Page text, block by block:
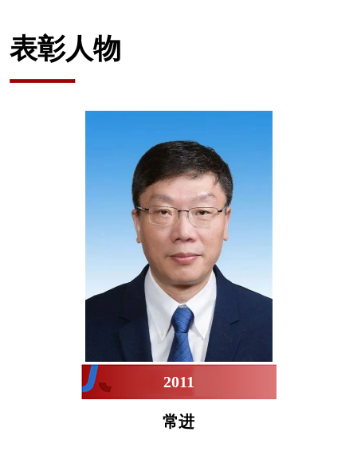
表彰人物
2011
常进